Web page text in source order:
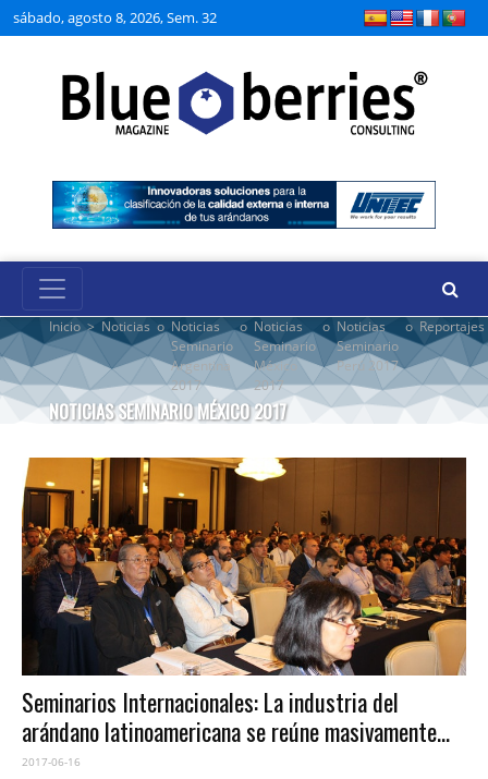
sábado, agosto 8, 2026, Sem. 32
Inicio> Noticias o Noticias
Seminario
Argentina
2017
o Noticias
Seminario
México
2017
o Noticias
Seminario
Perú 2017
o Reportajes
NOTICIAS SEMINARIO MÉXICO 2017
Seminarios Internacionales: La industria del
arándano latinoamericana se reúne masivamente…
2017-06-16